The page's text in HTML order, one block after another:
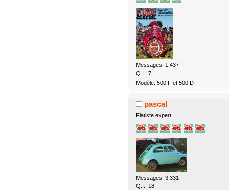
Messages: 1.437
Q.I.: 7
Modèle: 500 F et 500 D
pascal
Fiatiste expert
Messages: 3.331
Q.I.: 18